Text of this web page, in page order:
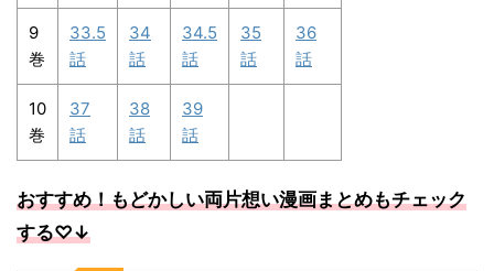
9
巻
33.5
話
34
話
34.5
話
35
話
36
話
10
巻
37
話
38
話
39
話
おすすめ！もどかしい両片想い漫画まとめもチェック
する♡↓